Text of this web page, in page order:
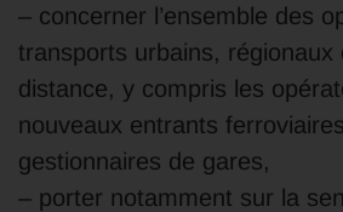
– concerner l’ensemble des
transports urbains, régionaux
distance, y compris les
nouveaux entrants
gestionnaires de gares,
– porter notamment sur la